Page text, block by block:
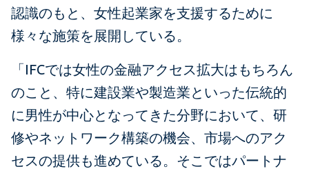
認識のもと、女性起業家を支援するために
様々な施策を展開している。
「IFCでは女性の金融アクセス拡大はもちろん
のこと、特に建設業や製造業といった伝統的
に男性が中心となってきた分野において、研
修やネットワーク構築の機会、市場へのアク
セスの提供も進めている。そこではパートナ